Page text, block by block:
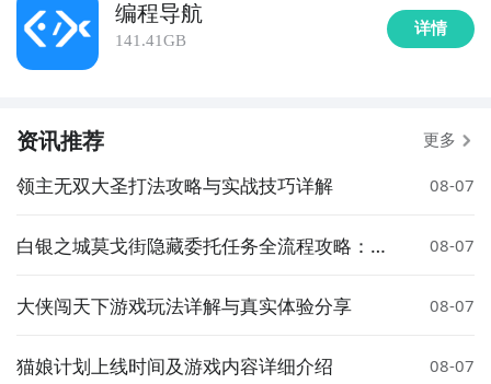
编程导航
141.41GB
详情
资讯推荐 更多
领主无双大圣打法攻略与实战技巧详解 08-07
白银之城莫戈街隐藏委托任务全流程攻略：触
08-07
大侠闯天下游戏玩法详解与真实体验分享 08-07
猫娘计划上线时间及游戏内容详细介绍 08-07